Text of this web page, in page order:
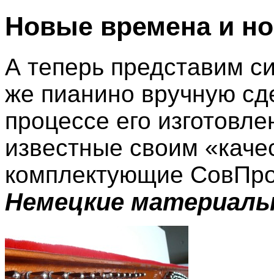
Новые времена и
А теперь представим
же пианино вручную
процессе его
известные своим
комплектующие
Немецкие